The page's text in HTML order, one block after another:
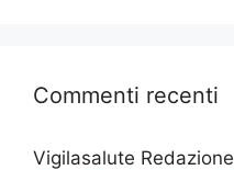
Commenti recenti
Vigilasalute Redazione